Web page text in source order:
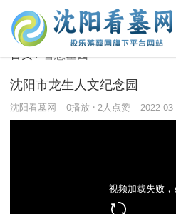
首页 智慧墓园
沈阳市龙生人文纪念园
沈阳看墓网 0播放 · 2人点赞 2022-
视频加载失败